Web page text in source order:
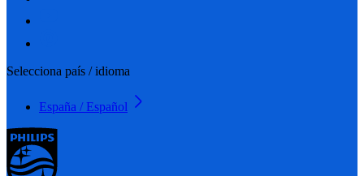
Selecciona país / idioma
España / Español